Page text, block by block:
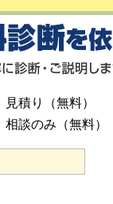
見積り（無料）
相談のみ（無料）